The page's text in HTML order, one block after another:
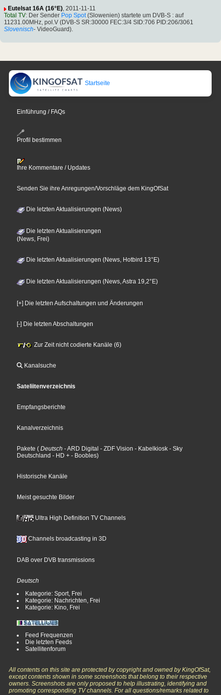
Eutelsat 16A (16°E), 2011-11-11
Total TV: Der Sender Pop Spot(Slowenien) startete um DVB-S : auf
11231.00MHz, pol.V (DVB-S SR:30000 FEC:3/4 SID:706 PID:206/3061
Slovenisch- VideoGuard).
Startseite
Einführung / FAQs
Profil bestimmen
Ihre Kommentare / Updates
Senden Sie ihre Anregungen/Vorschläge dem KingOfSat
Die letzten Aktualisierungen (News)
Die letzten Aktualisierungen
(News, Frei)
Die letzten Aktualisierungen (News, Hotbird 13°E)
Die letzten Aktualisierungen (News, Astra 19,2°E)
[+] Die letzten Aufschaltungen und Änderungen
[-] Die letzten Abschaltungen
Zur Zeit nicht codierte Kanäle (6)
Kanalsuche
Sateliitenverzeichnis
Empfangsberichte
Kanalverzeichnis
Pakete ( Deutsch - ARD Digital - ZDF Vision - Kabelkiosk - Sky
Deutschland - HD + - Boobles)
Historische Kanäle
Meist gesuchte Bilder
Ultra High Definition TV Channels
Channels broadcasting in 3D
DAB over DVB transmissions
Deutsch
Kategorie: Sport, Frei
Kategorie: Nachrichten, Frei
Kategorie: Kino, Frei
Feed Frequenzen
Die letzten Feeds
Satellitenforum
All contents on this site are protected by copyright and owned by KingOfSat,
except contents shown in some screenshots that belong to their respective
owners. Screenshots are only proposed to help illustrating, identifying and
promoting corresponding TV channels. For all questions/remarks related to